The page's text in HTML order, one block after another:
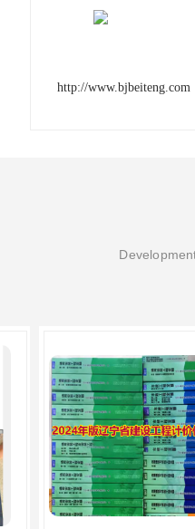
http://www.bjbeiteng.com